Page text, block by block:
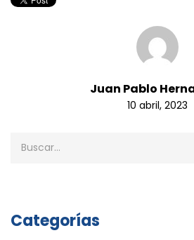
Juan Pablo
10 abril, 2023
Categorías